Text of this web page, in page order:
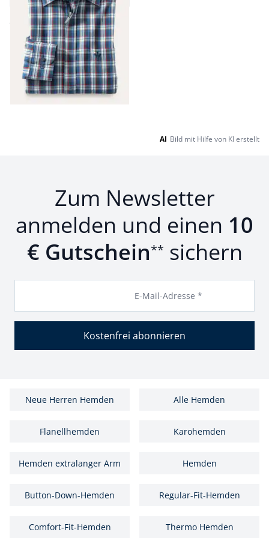
ab € 69,99
Seite 1 geladen. Zeige Produkte 1 bis 5 von 5.
AI Bild mit Hilfe von KI erstellt
Zum Newsletter
anmelden und einen 10
€ Gutschein** sichern
E-Mail-Adresse *
Kostenfrei abonnieren
Neue Herren Hemden Alle Hemden
Flanellhemden Karohemden
Hemden extralanger Arm Hemden
Button-Down-Hemden Regular-Fit-Hemden
Comfort-Fit-Hemden Thermo Hemden